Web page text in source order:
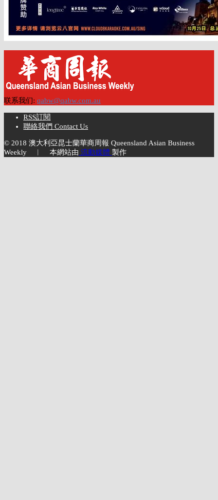
联系我们: qabw@qabw.com.au
RSS訂閱
聯絡我們 Contact Us
© 2018 澳大利亞昆士蘭華商周報 Queensland Asian Business
Weekly ︱ 本網站由 流動媒體 製作